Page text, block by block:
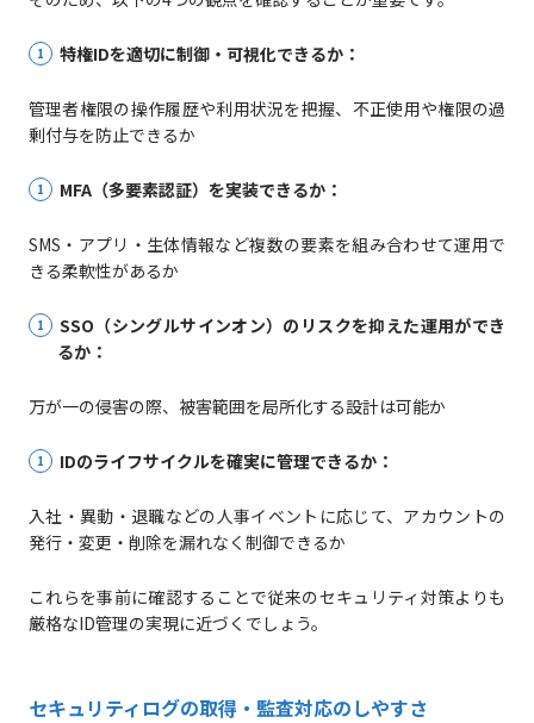
特権IDを適切に制御・可視化できるか：
管理者権限の操作履歴や利用状況を把握、不正使用や権限の過
剰付与を防止できるか
MFA（多要素認証）を実装できるか：
SMS・アプリ・生体情報など複数の要素を組み合わせて運用で
きる柔軟性があるか
SSO（シングルサインオン）のリスクを抑えた運用ができ
るか：
万が一の侵害の際、被害範囲を局所化する設計は可能か
IDのライフサイクルを確実に管理できるか：
入社・異動・退職などの人事イベントに応じて、アカウントの
発行・変更・削除を漏れなく制御できるか
これらを事前に確認することで従来のセキュリティ対策よりも
厳格なID管理の実現に近づくでしょう。
セキュリティログの取得・監査対応のしやすさ